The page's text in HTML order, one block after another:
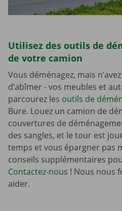
Utilisez des outils de
de votre camion
Vous déménagez, mais
d’abîmer - vos meubles et
parcourez les outils de
Bure. Louez un camion de
couvertures de
des sangles, et le tour est
temps et vous épargner pas
conseils supplémentaires
Contactez-nous ! Nous nous
aider.